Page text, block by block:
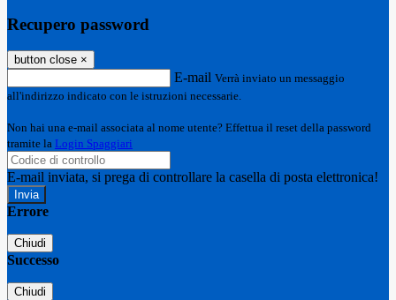
Recupero password
button close ×
E-mail Verrà inviato un messaggio
all'indirizzo indicato con le istruzioni necessarie.
Non hai una e-mail associata al nome utente? Effettua il reset della password
tramite la Login Spaggiari
E-mail inviata, si prega di controllare la casella di posta elettronica!
Errore
Chiudi
Successo
Chiudi